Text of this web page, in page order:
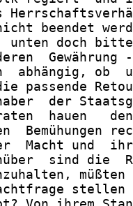
beendet
unten doch
Gewährung
abhängig, ob
passende
der
hauen
Bemühungen
Macht und
sind die